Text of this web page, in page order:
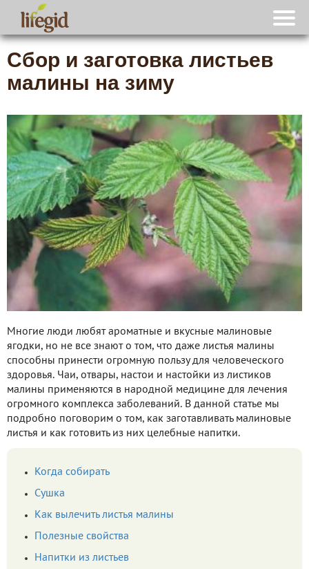
Сбор и заготовка листьев
малины на зиму
Многие люди любят ароматные и вкусные малиновые
ягодки, но не все знают о том, что даже листья малины
способны принести огромную пользу для человеческого
здоровья. Чаи, отвары, настои и настойки из листиков
малины применяются в народной медицине для лечения
огромного комплекса заболеваний. В данной статье мы
подробно поговорим о том, как заготавливать малиновые
листья и как готовить из них целебные напитки.
Когда собирать
Сушка
Как вылечить листья малины
Полезные свойства
Напитки из листьев